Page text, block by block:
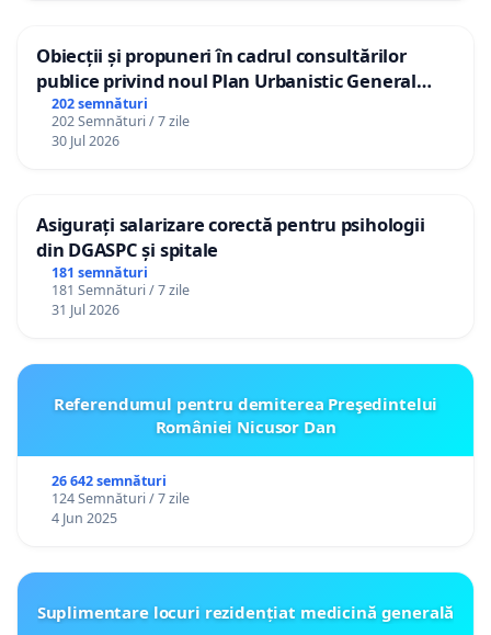
Obiecții și propuneri în cadrul consultărilor
publice privind noul Plan Urbanistic General
(PUG) Ialoveni
202 semnături
202 Semnături / 7 zile
30 Jul 2026
Asigurați salarizare corectă pentru psihologii
din DGASPC și spitale
181 semnături
181 Semnături / 7 zile
31 Jul 2026
Referendumul pentru demiterea Preşedintelui
României Nicusor Dan
26 642 semnături
124 Semnături / 7 zile
4 Jun 2025
Suplimentare locuri rezidențiat medicină generală